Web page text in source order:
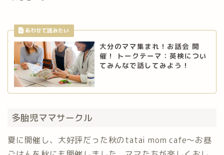
大分のママ集まれ！お話会 開
催！ トークテーマ：英検につい
てみんなで話してみよう！
多胎児ママサークル
夏に開催し、大好評だった秋のtatai mom cafe～お昼